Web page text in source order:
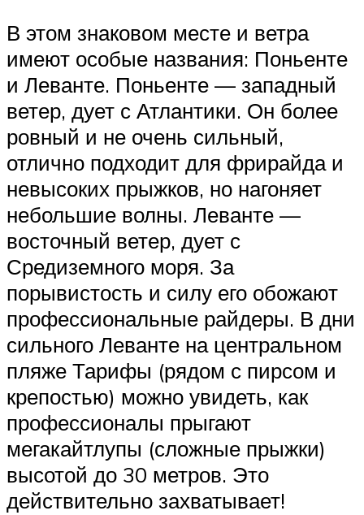
В этом знаковом месте и ветра
имеют особые названия: Поньенте
и Леванте. Поньенте — западный
ветер, дует с Атлантики. Он более
ровный и не очень сильный,
отлично подходит для фрирайда и
невысоких прыжков, но нагоняет
небольшие волны. Леванте —
восточный ветер, дует с
Средиземного моря. За
порывистость и силу его обожают
профессиональные райдеры. В дни
сильного Леванте на центральном
пляже Тарифы (рядом с пирсом и
крепостью) можно увидеть, как
профессионалы прыгают
мегакайтлупы (сложные прыжки)
высотой до 30 метров. Это
действительно захватывает!